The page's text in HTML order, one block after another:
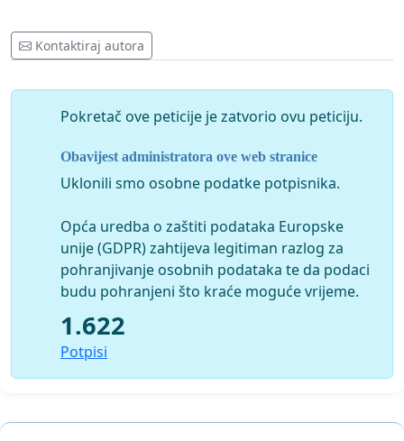
Kontaktiraj autora
Pokretač ove peticije je zatvorio ovu peticiju.
Obavijest administratora ove web stranice
Uklonili smo osobne podatke potpisnika.
Opća uredba o zaštiti podataka Europske
unije (GDPR) zahtijeva legitiman razlog za
pohranjivanje osobnih podataka te da podaci
budu pohranjeni što kraće moguće vrijeme.
1.622
Potpisi